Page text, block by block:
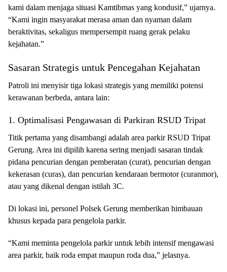
kami dalam menjaga situasi Kamtibmas yang kondusif,” ujarnya.
“Kami ingin masyarakat merasa aman dan nyaman dalam
beraktivitas, sekaligus mempersempit ruang gerak pelaku
kejahatan.”
Sasaran Strategis untuk Pencegahan Kejahatan
Patroli ini menyisir tiga lokasi strategis yang memiliki potensi
kerawanan berbeda, antara lain:
1. Optimalisasi Pengawasan di Parkiran RSUD Tripat
Titik pertama yang disambangi adalah area parkir RSUD Tripat
Gerung. Area ini dipilih karena sering menjadi sasaran tindak
pidana pencurian dengan pemberatan (curat), pencurian dengan
kekerasan (curas), dan pencurian kendaraan bermotor (curanmor),
atau yang dikenal dengan istilah 3C.
Di lokasi ini, personel Polsek Gerung memberikan himbauan
khusus kepada para pengelola parkir.
“Kami meminta pengelola parkir untuk lebih intensif mengawasi
area parkir, baik roda empat maupun roda dua,” jelasnya.